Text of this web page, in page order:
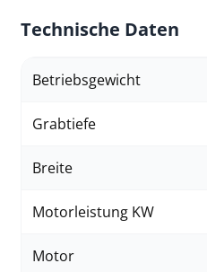
Technische Daten
Betriebsgewicht
Grabtiefe
Breite
Motorleistung KW
Motor